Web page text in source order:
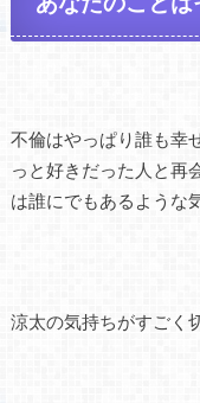
不倫はやっぱり誰も幸
っと好きだった人と再
は誰にでもあるような
涼太の気持ちがすごく